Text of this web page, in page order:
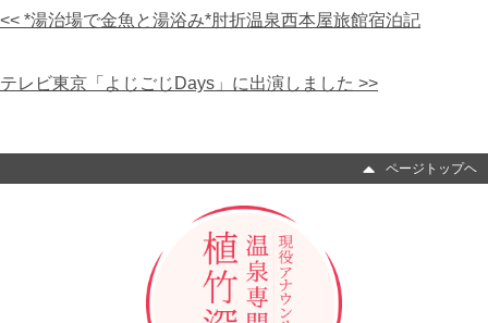
<< *湯治場で金魚と湯浴み*肘折温泉西本屋旅館宿泊記
テレビ東京「よじごじDays」に出演しました >>
ページトップヘ